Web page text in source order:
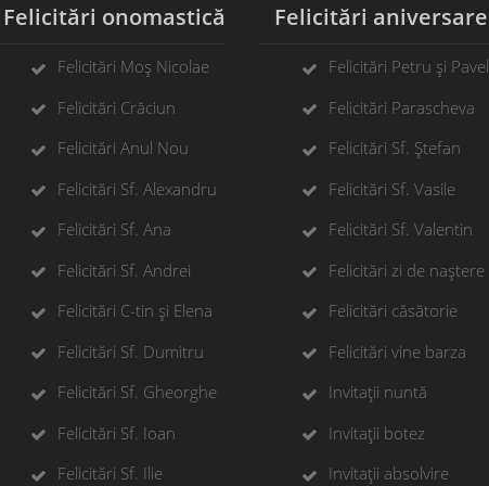
Felicitări onomastică
Felicitări Moș Nicolae
Felicitări Crăciun
Felicitări Anul Nou
Felicitări Sf. Alexandru
Felicitări Sf. Ana
Felicitări Sf. Andrei
Felicitări C-tin și Elena
Felicitări Sf. Dumitru
Felicitări Sf. Gheorghe
Felicitări Sf. Ioan
Felicitări Sf. Ilie
Felicitări aniversare
Felicitări Petru și Pavel
Felicitări Parascheva
Felicitări Sf. Ștefan
Felicitări Sf. Vasile
Felicitări Sf. Valentin
Felicitări zi de naștere
Felicitări căsătorie
Felicitări vine barza
Invitații nuntă
Invitații botez
Invitații absolvire